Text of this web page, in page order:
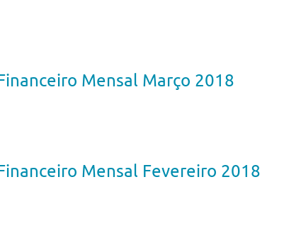
Mensal Março 2018
Mensal Fevereiro 2018